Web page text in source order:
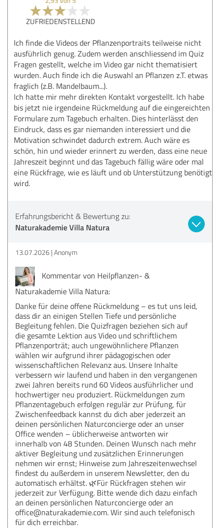
ZUFRIEDENSTELLEND
Ich finde die Videos der Pflanzenportraits teilweise nicht
ausführlich genug. Zudem werden anschliessend im Quiz
Fragen gestellt, welche im Video gar nicht thematisiert
wurden. Auch finde ich die Auswahl an Pflanzen z.T. etwas
fraglich (z.B. Mandelbaum...).
Ich hatte mir mehr direkten Kontakt vorgestellt. Ich habe
bis jetzt nie irgendeine Rückmeldung auf die eingereichten
Formulare zum Tagebuch erhalten. Dies hinterlässt den
Eindruck, dass es gar niemanden interessiert und die
Motivation schwindet dadurch extrem. Auch wäre es
schön, hin und wieder erinnert zu werden, dass eine neue
Jahreszeit beginnt und das Tagebuch fällig wäre oder mal
eine Rückfrage, wie es läuft und ob Unterstützung benötigt
wird.
Erfahrungsbericht & Bewertung zu:
Naturakademie Villa Natura
13.07.2026 Anonym
Kommentar von Heilpflanzen- &
Naturakademie Villa Natura:
Danke für deine offene Rückmeldung – es tut uns leid,
dass dir an einigen Stellen Tiefe und persönliche
Begleitung fehlen. Die Quizfragen beziehen sich auf
die gesamte Lektion aus Video und schriftlichem
Pflanzenporträt; auch ungewöhnlichere Pflanzen
wählen wir aufgrund ihrer pädagogischen oder
wissenschaftlichen Relevanz aus. Unsere Inhalte
verbessern wir laufend und haben in den vergangenen
zwei Jahren bereits rund 60 Videos ausführlicher und
hochwertiger neu produziert. Rückmeldungen zum
Pflanzentagebuch erfolgen regulär zur Prüfung, für
Zwischenfeedback kannst du dich aber jederzeit an
deinen persönlichen Naturconcierge oder an unser
Office wenden – üblicherweise antworten wir
innerhalb von 48 Stunden. Deinen Wunsch nach mehr
aktiver Begleitung und zusätzlichen Erinnerungen
nehmen wir ernst; Hinweise zum Jahreszeitenwechsel
findest du außerdem in unserem Newsletter, den du
automatisch erhältst. 🌿Für Rückfragen stehen wir
jederzeit zur Verfügung. Bitte wende dich dazu einfach
an deinen persönlichen Naturconcierge oder an
office@naturakademie.com. Wir sind auch telefonisch
für dich erreichbar.